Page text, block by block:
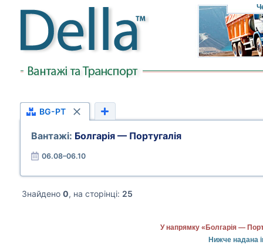
BG-PT
Вантажі: Болгарія — Португалія
06.08–06.10
Знайдено 0, на сторінці: 25
У напрямку «Болгарія —
Нижче надана